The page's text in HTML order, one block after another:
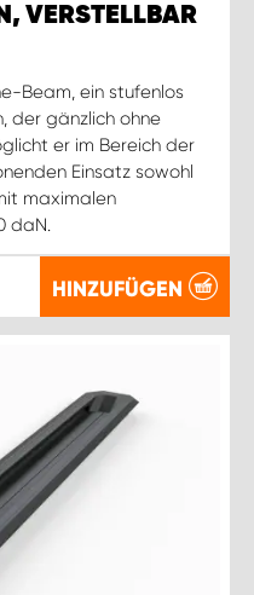
VERSTELLBAR
Beam, ein stufenlos
der gänzlich ohne
er im Bereich der
Einsatz sowohl
maximalen
daN.
HINZUFÜGEN